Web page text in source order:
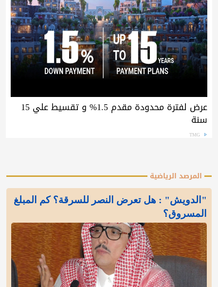
عرض لفترة محدودة مقدم 1.5% و تقسيط علي 15
سنة
TMG
المرصد الرياضية
"الدويش" : هل تعرض النصر للسرقة؟ كم المبلغ
المسروق؟